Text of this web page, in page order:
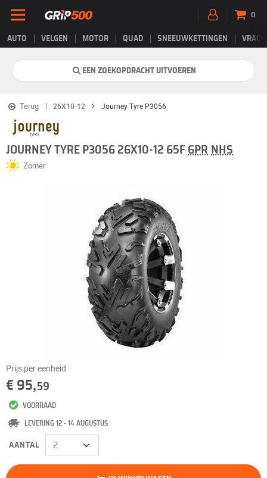
AUTO VELGEN MOTOR QUAD SNEEUWKETTINGEN
0
EEN ZOEKOPDRACHT UITVOEREN
Terug 26X10-12 Journey Tyre P3056
JOURNEY TYRE P3056 26X10-12 65F 6PR NHS
Zomer
Prijs per eenheid
€ 95,59
VOORRAAD
LEVERING 12 - 14 AUGUSTUS
AANTAL